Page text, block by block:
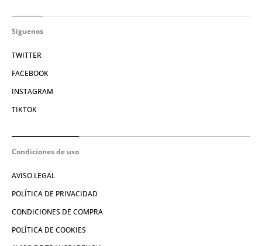
Síguenos
TWITTER
FACEBOOK
INSTAGRAM
TIKTOK
Condiciones de uso
AVISO LEGAL
POLÍTICA DE PRIVACIDAD
CONDICIONES DE COMPRA
POLÍTICA DE COOKIES